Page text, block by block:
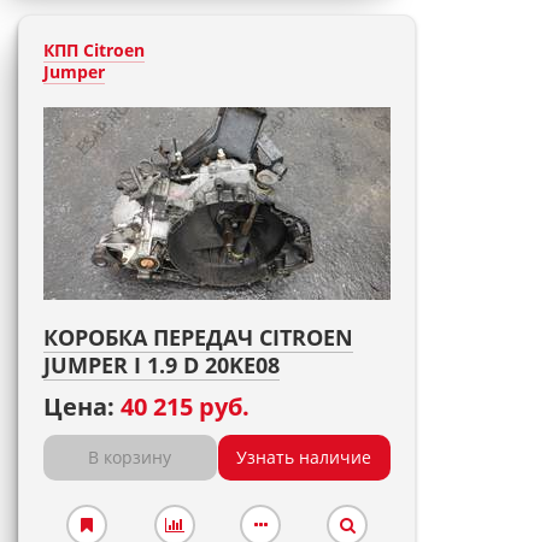
КПП Citroen
Jumper
КОРОБКА ПЕРЕДАЧ CITROEN
JUMPER I 1.9 D 20KE08
Цена: 40 215 руб.
В корзину Узнать наличие